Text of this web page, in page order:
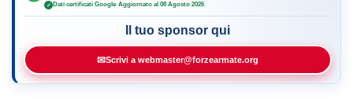
✓ Dati certificati Google·Aggiornato al 08 Agosto 2026
Il tuo sponsor qui
✉Scrivi a webmaster@forzearmate.org